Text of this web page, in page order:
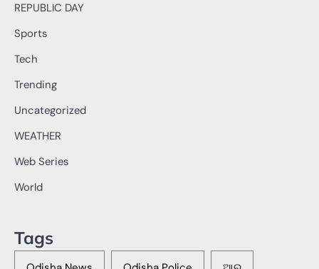
REPUBLIC DAY
Sports
Tech
Trending
Uncategorized
WEATHER
Web Series
World
Tags